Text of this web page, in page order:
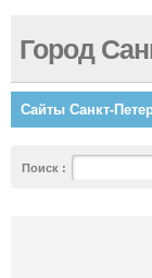
Город
Сайты Санкт-
Поиск :